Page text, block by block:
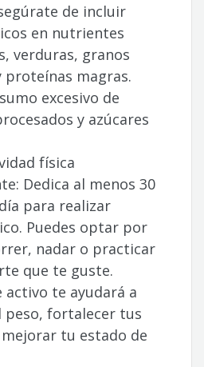
de incluir
en nutrientes
verduras, granos
proteínas magras.
excesivo de
y azúcares
física
Dedica al menos 30
para realizar
Puedes optar por
nadar o practicar
que te guste.
activo te ayudará a
peso, fortalecer tus
tu estado de